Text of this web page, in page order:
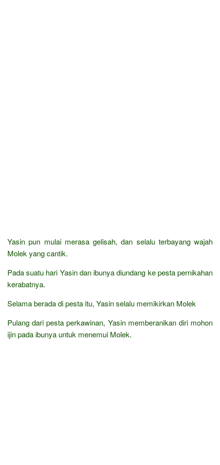
Yasin pun mulai merasa gelisah, dan selalu terbayang wajah
Molek yang cantik.
Pada suatu hari Yasin dan ibunya diundang ke pesta pernikahan
kerabatnya.
Selama berada di pesta itu, Yasin selalu memikirkan Molek
Pulang dari pesta perkawinan, Yasin memberanikan diri mohon
ijin pada ibunya untuk menemui Molek.